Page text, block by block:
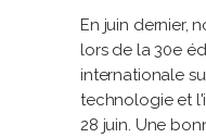
En juin dernier,
lors de la 30e
internationale
technologie et
28 juin. Une